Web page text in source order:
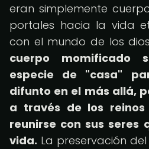
eran simplemente
portales hacia la vida
con el mundo de los
cuerpo momificado
especie de "casa"
difunto en el más allá,
a través de los
reunirse con sus seres
vida. La preservación